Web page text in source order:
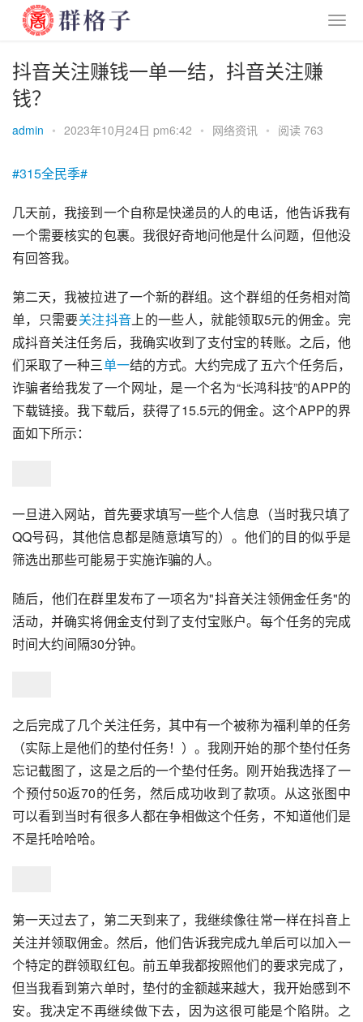
抖音关注赚钱一单一结，抖音关注赚
钱？
admin • 2023年10月24日 pm6:42 • 网络资讯 • 阅读 763
#315全民季#
几天前，我接到一个自称是快递员的人的电话，他告诉我有
一个需要核实的包裹。我很好奇地问他是什么问题，但他没
有回答我。
第二天，我被拉进了一个新的群组。这个群组的任务相对简
单，只需要关注抖音上的一些人，就能领取5元的佣金。完
成抖音关注任务后，我确实收到了支付宝的转账。之后，他
们采取了一种三单一结的方式。大约完成了五六个任务后，
诈骗者给我发了一个网址，是一个名为“长鸿科技”的APP的
下载链接。我下载后，获得了15.5元的佣金。这个APP的界
面如下所示：
一旦进入网站，首先要求填写一些个人信息（当时我只填了
QQ号码，其他信息都是随意填写的）。他们的目的似乎是
筛选出那些可能易于实施诈骗的人。
随后，他们在群里发布了一项名为"抖音关注领佣金任务"的
活动，并确实将佣金支付到了支付宝账户。每个任务的完成
时间大约间隔30分钟。
之后完成了几个关注任务，其中有一个被称为福利单的任务
（实际上是他们的垫付任务！）。我刚开始的那个垫付任务
忘记截图了，这是之后的一个垫付任务。刚开始我选择了一
个预付50返70的任务，然后成功收到了款项。从这张图中
可以看到当时有很多人都在争相做这个任务，不知道他们是
不是托哈哈哈。
第一天过去了，第二天到来了，我继续像往常一样在抖音上
关注并领取佣金。然后，他们告诉我完成九单后可以加入一
个特定的群领取红包。前五单我都按照他们的要求完成了，
但当我看到第六单时，垫付的金额越来越大，我开始感到不
安。我决定不再继续做下去，因为这很可能是个陷阱。之